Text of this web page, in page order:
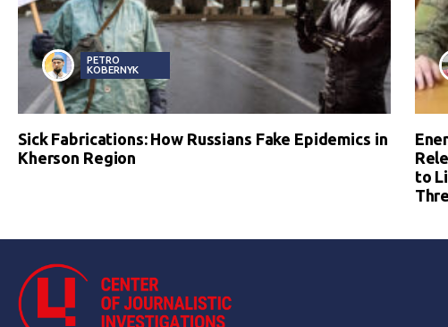
PETRO
KOBERNYK
Sick Fabrications: How Russians Fake Epidemics in
Kherson Region
to